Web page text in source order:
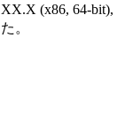
(x86, 64-bit),
。